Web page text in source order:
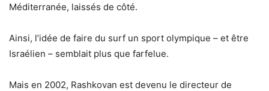
Méditerranée, laissés de côté.
Ainsi, l’idée de faire du surf un sport olympique – et être
Israélien – semblait plus que farfelue.
Mais en 2002, Rashkovan est devenu le directeur de